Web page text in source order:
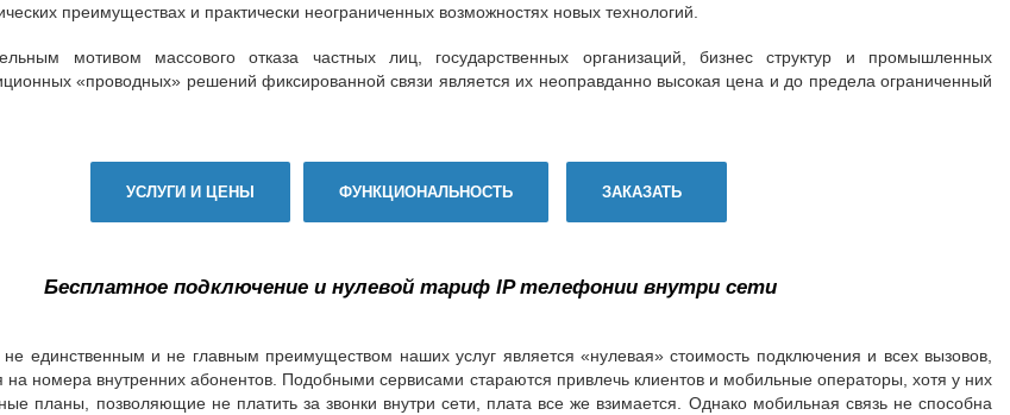
преимуществах и практически неограниченных возможностях новых технологий.
мотивом массового отказа частных лиц, государственных организаций, бизнес структур и промышленных
«проводных» решений фиксированной связи является их неоправданно высокая цена и до предела ограниченный
УСЛУГИ И ЦЕНЫ ФУНКЦИОНАЛЬНОСТЬ ЗАКАЗАТЬ
Бесплатное подключение и нулевой тариф IP телефонии внутри сети
единственным и не главным преимуществом наших услуг является «нулевая» стоимость подключения и всех вызовов,
на номера внутренних абонентов. Подобными сервисами стараются привлечь клиентов и мобильные операторы, хотя у них
планы, позволяющие не платить за звонки внутри сети, плата все же взимается. Однако мобильная связь не способна